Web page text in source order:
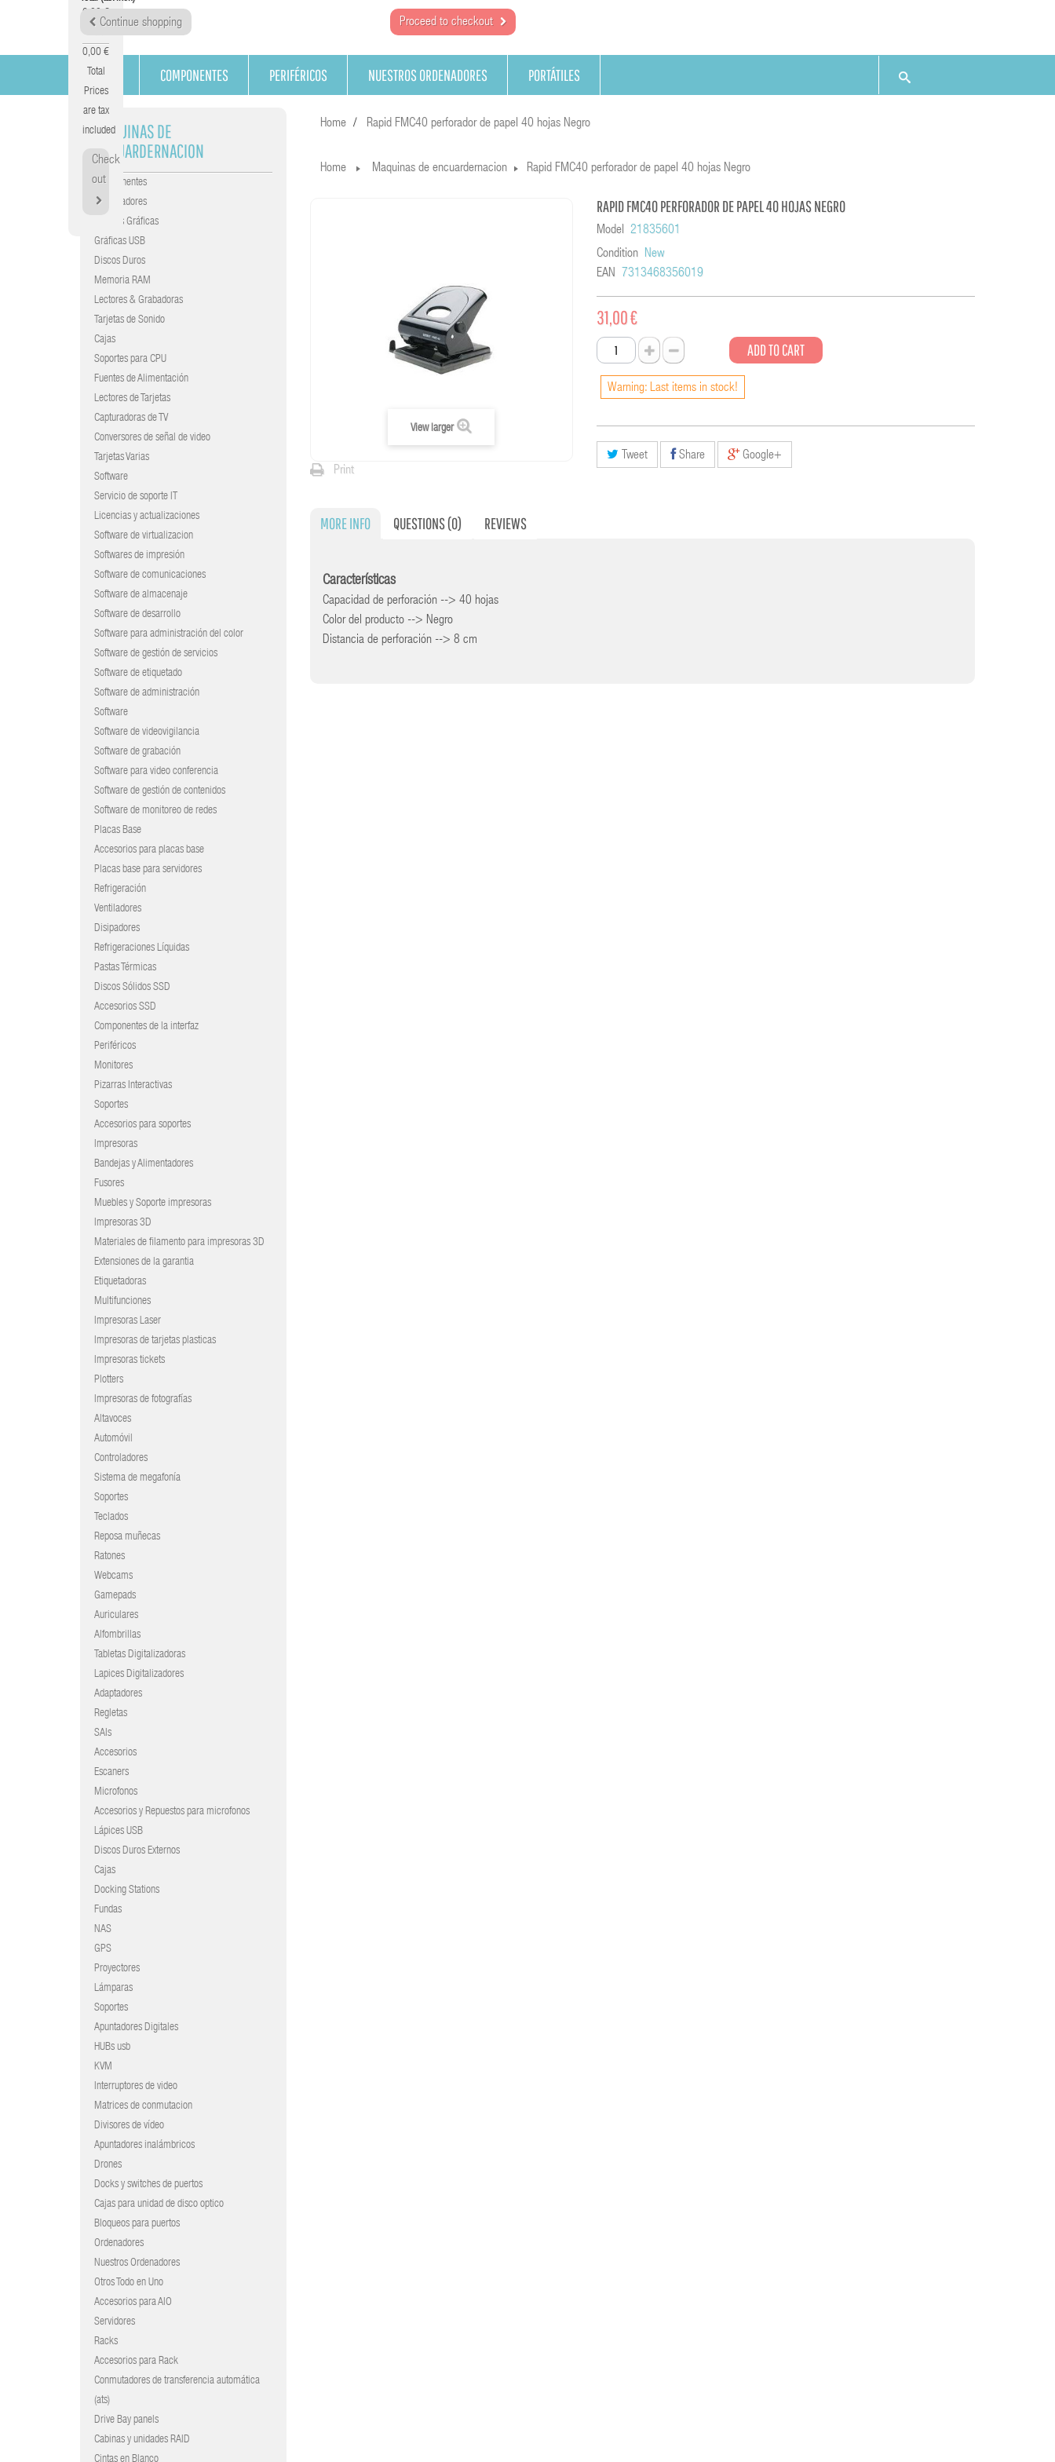
0,00 €
0,00 €
Total
Prices
are tax
included
Check
out
Continue shopping Proceed to checkout
COMPONENTES PERIFÉRICOS NUESTROS ORDENADORES PORTÁTILES
MAQUINAS DE
ENCUARDERNACION
Componentes
Procesadores
Tarjetas Gráficas
Gráficas USB
Discos Duros
Memoria RAM
Lectores & Grabadoras
Tarjetas de Sonido
Cajas
Soportes para CPU
Fuentes de Alimentación
Lectores de Tarjetas
Capturadoras de TV
Conversores de señal de video
Tarjetas Varias
Software
Servicio de soporte IT
Licencias y actualizaciones
Software de virtualizacion
Softwares de impresión
Software de comunicaciones
Software de almacenaje
Software de desarrollo
Software para administración del color
Software de gestión de servicios
Software de etiquetado
Software de administración
Software
Software de videovigilancia
Software de grabación
Software para video conferencia
Software de gestión de contenidos
Software de monitoreo de redes
Placas Base
Accesorios para placas base
Placas base para servidores
Refrigeración
Ventiladores
Disipadores
Refrigeraciones Líquidas
Pastas Térmicas
Discos Sólidos SSD
Accesorios SSD
Componentes de la interfaz
Periféricos
Monitores
Pizarras Interactivas
Soportes
Accesorios para soportes
Impresoras
Bandejas y Alimentadores
Fusores
Muebles y Soporte impresoras
Impresoras 3D
Materiales de filamento para impresoras 3D
Extensiones de la garantia
Etiquetadoras
Multifunciones
Impresoras Laser
Impresoras de tarjetas plasticas
Impresoras tickets
Plotters
Impresoras de fotografías
Altavoces
Automóvil
Controladores
Sistema de megafonía
Soportes
Teclados
Reposa muñecas
Ratones
Webcams
Gamepads
Auriculares
Alfombrillas
Tabletas Digitalizadoras
Lapices Digitalizadores
Adaptadores
Regletas
SAIs
Accesorios
Escaners
Microfonos
Accesorios y Repuestos para microfonos
Lápices USB
Discos Duros Externos
Cajas
Docking Stations
Fundas
NAS
GPS
Proyectores
Lámparas
Soportes
Apuntadores Digitales
HUBs usb
KVM
Interruptores de video
Matrices de conmutacion
Divisores de vídeo
Apuntadores inalámbricos
Drones
Docks y switches de puertos
Cajas para unidad de disco optico
Bloqueos para puertos
Ordenadores
Nuestros Ordenadores
Otros Todo en Uno
Accesorios para AIO
Servidores
Racks
Accesorios para Rack
Conmutadores de transferencia automática
(ats)
Drive Bay panels
Cabinas y unidades RAID
Cintas en Blanco
Home Rapid FMC40 perforador de papel 40 hojas Negro
Home Maquinas de encuardernacion Rapid FMC40 perforador de papel 40 hojas Negro
View larger
Print
RAPID FMC40 PERFORADOR DE PAPEL 40 HOJAS NEGRO
Model 21835601
Condition New
EAN
7313468356019
31,00 €
ADD TO CART
Warning: Last items in stock!
Tweet Share Google+
MORE INFO QUESTIONS(0) REVIEWS
Características
Capacidad de perforación --> 40 hojas
Color del producto --> Negro
Distancia de perforación --> 8 cm